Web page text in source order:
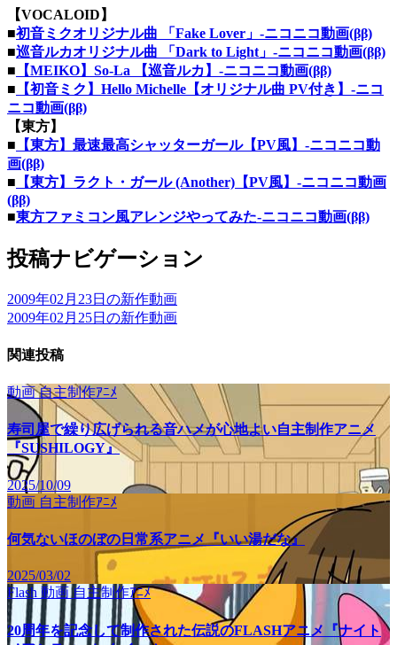
【VOCALOID】
■初音ミクオリジナル曲 「Fake Lover」‐ニコニコ動画(ββ)
■巡音ルカオリジナル曲 「Dark to Light」‐ニコニコ動画(ββ)
■ 【MEIKO】So-La 【巡音ルカ】‐ニコニコ動画(ββ)
■ 【初音ミク】Hello Michelle【オリジナル曲 PV付き】‐ニコ
ニコ動画(ββ)
【東方】
■ 【東方】最速最高シャッターガール【PV風】‐ニコニコ動
画(ββ)
■ 【東方】ラクト・ガール (Another)【PV風】‐ニコニコ動画
(ββ)
■東方ファミコン風アレンジやってみた‐ニコニコ動画(ββ)
投稿ナビゲーション
2009年02月23日の新作動画
2009年02月25日の新作動画
関連投稿
動画自主制作ｱﾆﾒ
寿司屋で繰り広げられる音ハメが心地よい自主制作アニメ
『SUSHILOGY』
2025/10/09
動画 自主制作ｱﾆﾒ
何気ないほのぼの日常系アニメ『いい湯だな』
2025/03/02
Flash 動画自主制作ｱﾆﾒ
20周年を記念して制作された伝説のFLASHアニメ『ナイト